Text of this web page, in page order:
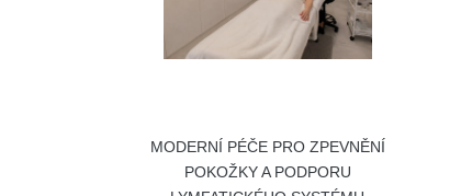
MODERNÍ PÉČE PRO ZPEVNĚNÍ
POKOŽKY A PODPORU